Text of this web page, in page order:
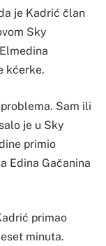
je Kadrić član
Sky
kćerke.
Sam ili
je u Sky
primio
Edina Gačanina
primao
minuta.